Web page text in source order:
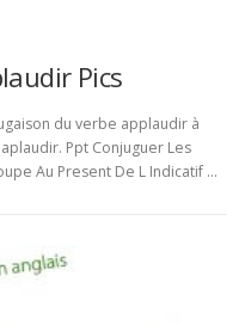
Pics
du verbe applaudir à
Ppt Conjuguer Les
Au Present De L Indicatif …